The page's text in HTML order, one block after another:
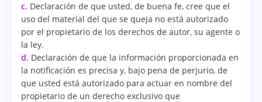
c. Declaración de que usted, de buena fe, cree que el
uso del material del que se queja no está autorizado
por el propietario de los derechos de autor, su agente o
la ley.
d. Declaración de que la información proporcionada en
la notificación es precisa y, bajo pena de perjurio, de
que usted está autorizado para actuar en nombre del
propietario de un derecho exclusivo que